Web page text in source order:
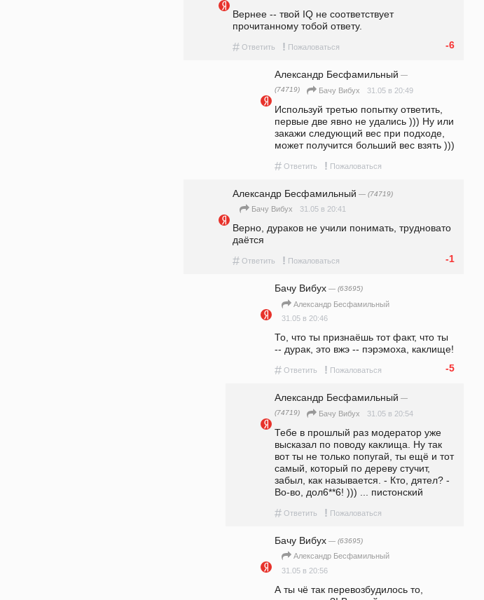
Вернее -- твой IQ не соответствует
прочитанному тобой ответу.
# Ответить ! Пожаловаться -6
Александр Бесфамильный —
(74719)
Бачу Вибух 31.05 в 20:49
Используй третью попытку ответить,
первые две явно не удались ))) Ну или
закажи следующий вес при подходе,
может получится больший вес взять )))
# Ответить ! Пожаловаться
Александр Бесфамильный — (74719)
Бачу Вибух 31.05 в 20:41
Верно, дураков не учили понимать, трудновато
даётся
# Ответить ! Пожаловаться -1
Бачу Вибух — (63695)
Александр Бесфамильный
31.05 в 20:46
То, что ты признаёшь тот факт, что ты
-- дурак, это вжэ -- пэрэмоха, каклище!
# Ответить ! Пожаловаться -5
Александр Бесфамильный —
(74719)
Бачу Вибух 31.05 в 20:54
Тебе в прошлый раз модератор уже
высказал по поводу каклища. Ну так
вот ты не только попугай, ты ещё и тот
самый, который по дереву стучит,
забыл, как называется. - Кто, дятел? -
Во-во, дол6**6! ))) ... пистонский
# Ответить ! Пожаловаться
Бачу Вибух — (63695)
Александр Бесфамильный
31.05 в 20:56
А ты чё так перевозбудилось то,